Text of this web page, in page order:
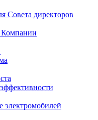
Совета директоров
Компании
электромобилей